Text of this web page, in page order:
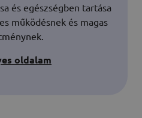
és egészségben tartása
működésnek és magas
oldalam